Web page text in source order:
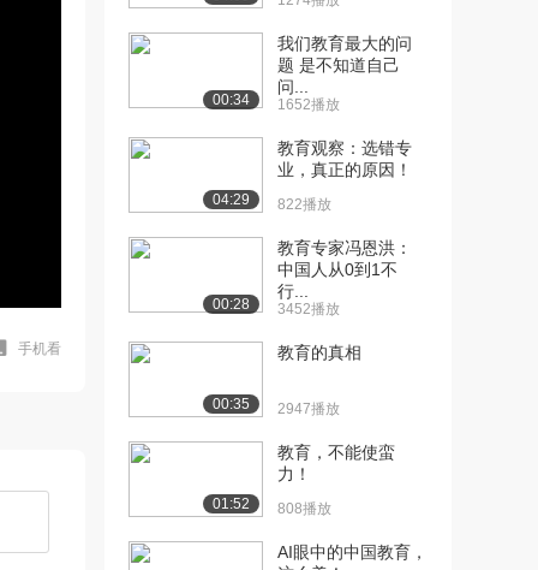
手机看
00:34
我们教育最大的问
题 是不知道自己
问...
1652播放
04:29
教育观察：选错专
业，真正的原因！
822播放
00:28
教育专家冯恩洪：
中国人从0到1不
行...
3452播放
00:35
教育的真相
2947播放
01:52
教育，不能使蛮
力！
808播放
AI眼中的中国教育，